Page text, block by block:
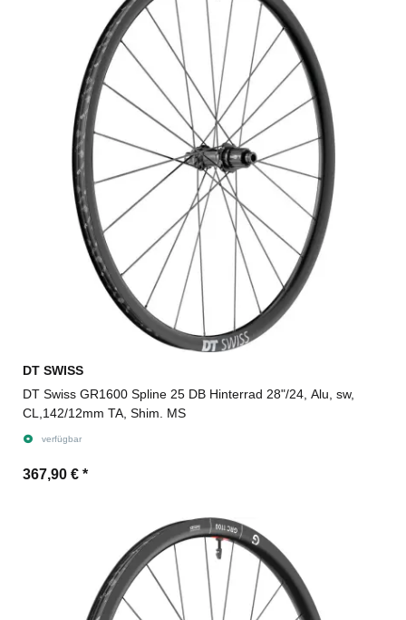
DT SWISS
DT Swiss GR1600 Spline 25 DB Hinterrad 28"/24, Alu, sw,
CL,142/12mm TA, Shim. MS
verfügbar
367,90 € *